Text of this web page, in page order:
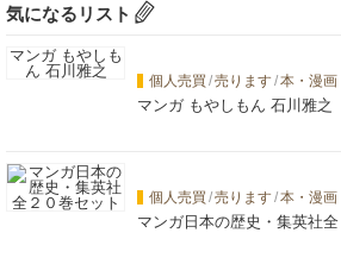
気になるリスト
個人売買 /売ります/本・漫画
マンガ もやしもん 石川雅之
個人売買 /売ります/本・漫画
マンガ日本の歴史・集英社